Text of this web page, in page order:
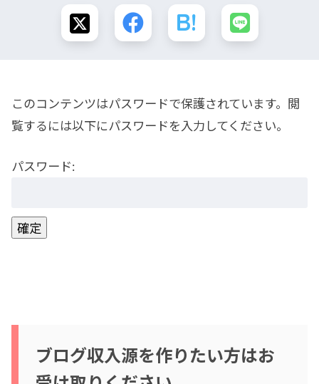
このコンテンツはパスワードで保護されています。閲
覧するには以下にパスワードを入力してください。
パスワード:
ブログ収入源を作りたい方はお